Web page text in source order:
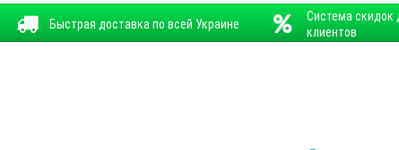
Быстрая доставка по всей Украине
Система скидок
клиентов